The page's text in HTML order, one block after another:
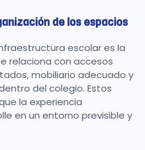
de los espacios
escolar es la
relaciona con accesos
mobiliario adecuado y
del colegio. Estos
la experiencia
en un entorno previsible y